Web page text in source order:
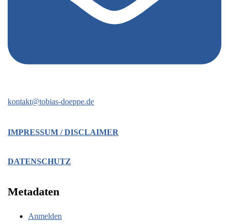
kontakt@tobias-doeppe.de
IMPRESSUM / DISCLAIMER
DATENSCHUTZ
Metadaten
Anmelden